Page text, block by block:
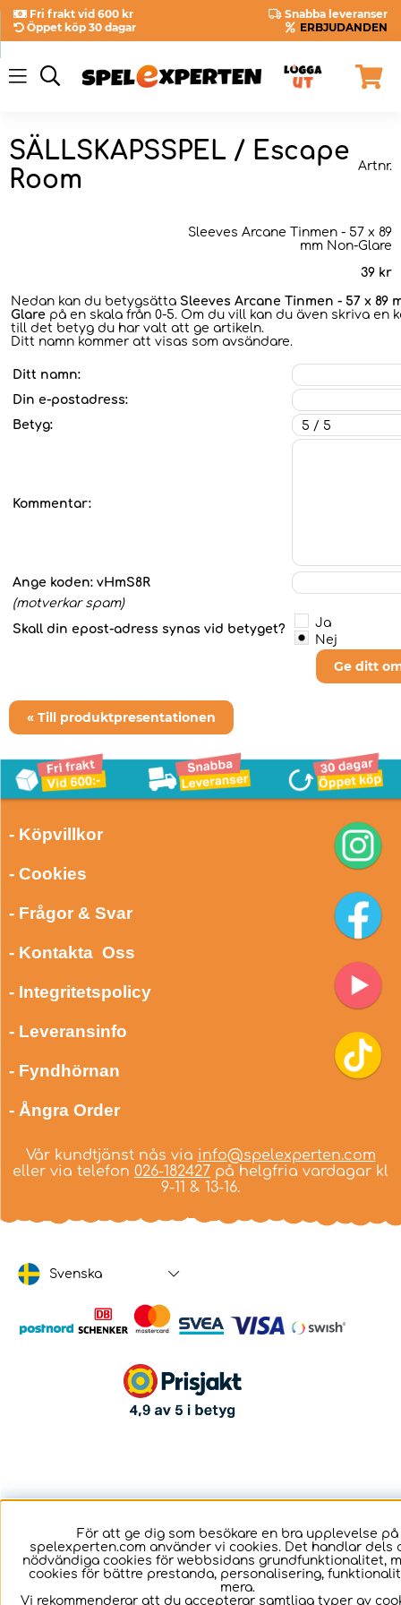
Fri frakt vid 600 kr
Snabba leveranser
Öppet köp 30 dagar
ERBJUDANDEN
SÄLLSKAPSSPEL / Escape
Room
Artnr.
Sleeves Arcane Tinmen - 57 x 89
mm Non-Glare
39 kr
Nedan kan du betygsätta Sleeves Arcane Tinmen - 57 x 89
Glare på en skala från 0-5. Om du vill kan du även skriva en
till det betyg du har valt att ge artikeln.
Ditt namn kommer att visas som avsändare.
Ditt namn:
Din e-postadress:
Betyg:
Kommentar:
Ange koden: vHmS8R
(motverkar spam)
Skall din epost-adress synas vid betyget?
Ja
Nej
Ge ditt
« Till produktpresentationen
- Köpvillkor
- Cookies
- Frågor & Svar
- Kontakta Oss
- Integritetspolicy
- Leveransinfo
- Fyndhörnan
- Ångra Order
Vår kundtjänst nås via info@spelexperten.com
eller via telefon 026-182427 på helgfria vardagar kl
9-11 & 13-16.
Svenska
För att ge dig som besökare en bra upplevelse på
spelexperten.com använder vi cookies. Det handlar dels
nödvändiga cookies för webbsidans grundfunktionalitet,
cookies för bättre prestanda, personalisering,
mera.
Vi rekommenderar att du accepterar samtliga typer av